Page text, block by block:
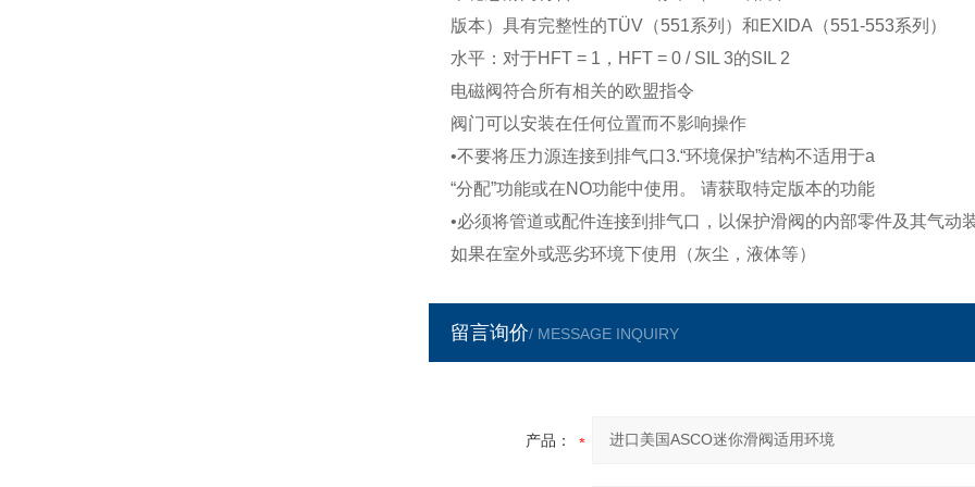
版本）具有完整性的TÜV（551系列）和EXIDA（551-553系列）
水平：对于HFT = 1，HFT = 0 / SIL 3的SIL 2
电磁阀符合所有相关的欧盟指令
阀门可以安装在任何位置而不影响操作
•不要将压力源连接到排气口3.“环境保护”结构不适用于a
“分配”功能或在NO功能中使用。 请获取特定版本的功能
•必须将管道或配件连接到排气口，以保护滑阀的内部零件及其气动
如果在室外或恶劣环境下使用（灰尘，液体等）
留言询价/ MESSAGE INQUIRY
产品：